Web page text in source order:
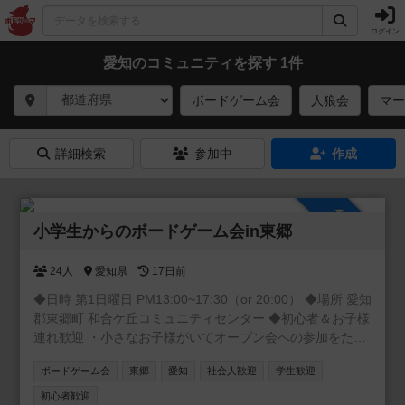
ログイン
愛知のコミュニティを探す 1件
ボードゲーム会 人狼会 マ
詳細検索 参加中 作成
小学生からのボードゲーム会in東郷
24人 愛知県 17日前
◆日時 第1日曜日 PM13:00~17:30（or 20:00） ◆場所 愛知
郡東郷町 和合ケ丘コミュニティセンター ◆初心者＆お子様
連れ歓迎 ・小さなお子様がいてオープン会への参加をため
士の交流を深めたい方 ・お子様に優しく接してくださる方
ぜひ一緒に遊びましょう！ コミュニティでは、出欠連絡の
ボードゲーム会 東郷 愛知 社会人歓迎 学生歓迎
初心者歓迎